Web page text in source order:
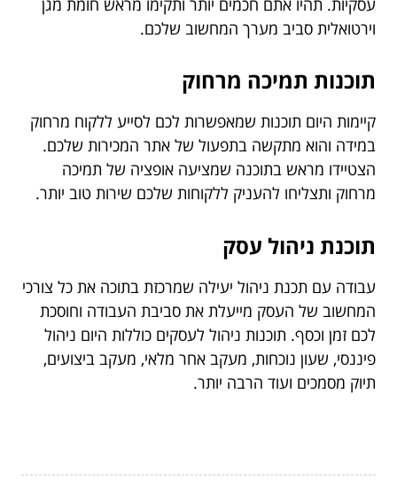
וירטואלית סביב מערך המחשוב שלכם.
תוכנות תמיכה מרחוק
קיימות היום תוכנות שמאפשרות לכם לסייע ללקוח מרחוק
במידה והוא מתקשה בתפעול של אתר המכירות שלכם.
הצטיידו מראש בתוכנה שמציעה אופציה של תמיכה
מרחוק ותצליחו להעניק ללקוחות שלכם שירות טוב יותר.
תוכנת ניהול עסק
עבודה עם תכנת ניהול יעילה שמרכזת בתוכה את כל צורכי
המחשוב של העסק מייעלת את סביבת העבודה וחוסכת
לכם זמן וכסף. תוכנות ניהול לעסקים כוללות היום ניהול
פיננסי, שעון נוכחות, מעקב אחר מלאי, מעקב ביצועים,
תיוק מסמכים ועוד הרבה יותר.